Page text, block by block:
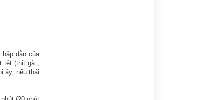
hấp dẫn của
tết (thịt gà ,
ấy, nếu thái